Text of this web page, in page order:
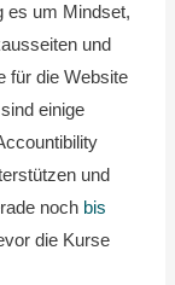
es um Mindset,
und
für die Website
einige
und
noch bis
die Kurse